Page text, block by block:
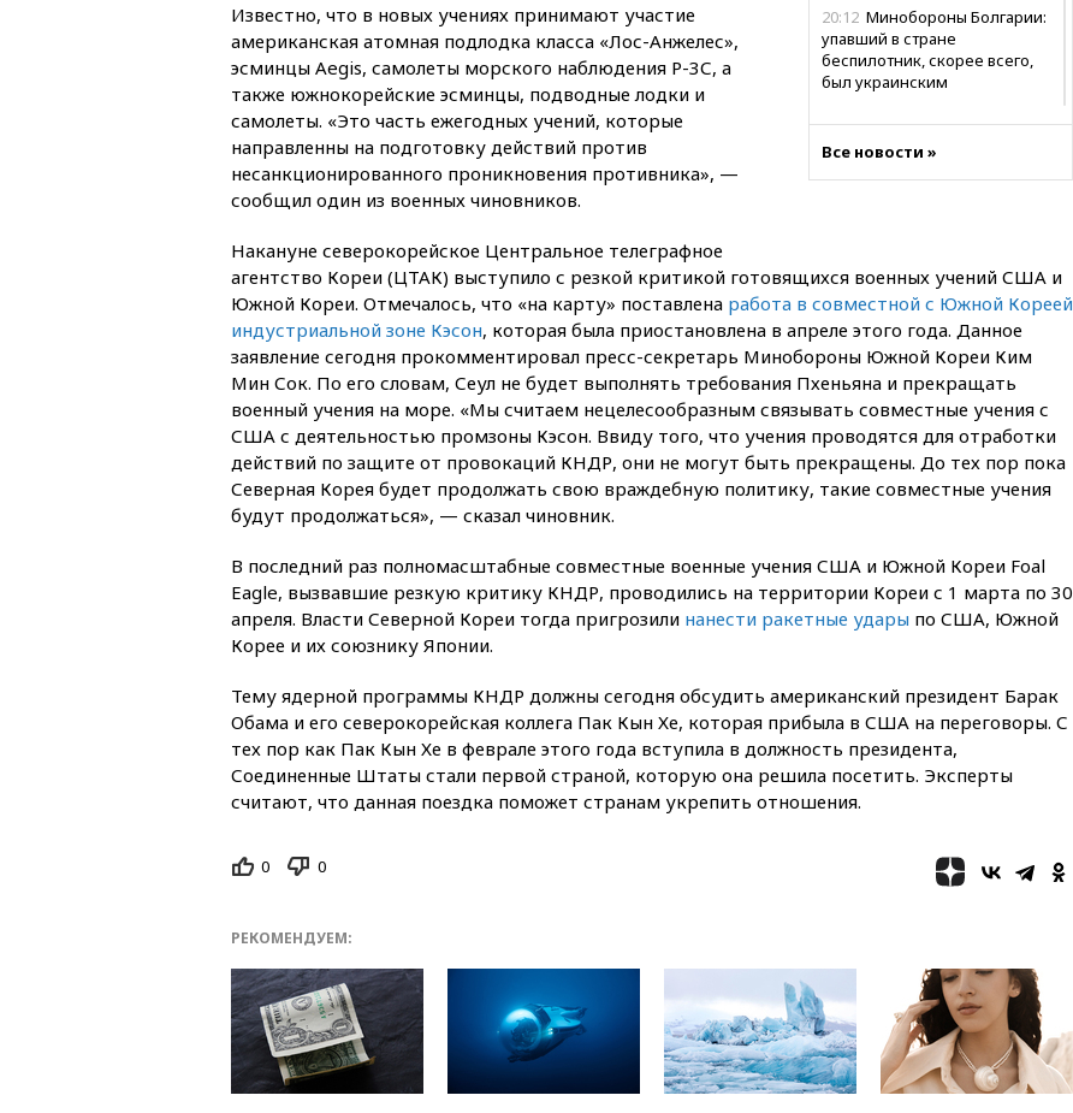
20:12 Минобороны Болгарии:
упавший в стране
беспилотник, скорее всего,
был украинским
компании ADNOC в Ормузе
18:25ТАСС: Уиткофф и
Кушнер могут вскоре посетить
Москву и Киев
17:43«Тиса» выдвинула экс-
председателя Верховного
суда на пост президента
Венгрии
16:50Politico: «Газовая
авантюра Германии ставит под
16:16 Беспилотник взорвался
вблизи газопровода в
Болгарии
мирный житель
14:54 В Аргентине умер отец
футболиста Лионеля Месси
14:43Турция ограничила
судоходство в Черном море
стал Тодд Бланш
погранконтроль для
итальянских туристов
12:27
Возгорание на Ильском
НПЗ, вызванное атакой БПЛА,
потушили
Все новости »
Известно, что в новых учениях принимают участие
американская атомная подлодка класса «Лос-Анжелес»,
эсминцы Aegis, самолеты морского наблюдения Р-3С, а
также южнокорейские эсминцы, подводные лодки и
самолеты. «Это часть ежегодных учений, которые
направленны на подготовку действий против
несанкционированного проникновения противника», —
сообщил один из военных чиновников.
Накануне северокорейское Центральное телеграфное
агентство Кореи (ЦТАК) выступило с резкой критикой готовящихся военных учений США и
Южной Кореи. Отмечалось, что «на карту» поставлена работа в совместной с Южной Кореей
индустриальной зоне Кэсон, которая была приостановлена в апреле этого года. Данное
заявление сегодня прокомментировал пресс-секретарь Минобороны Южной Кореи Ким
Мин Сок. По его словам, Сеул не будет выполнять требования Пхеньяна и прекращать
военный учения на море. «Мы считаем нецелесообразным связывать совместные учения с
США с деятельностью промзоны Кэсон. Ввиду того, что учения проводятся для отработки
действий по защите от провокаций КНДР, они не могут быть прекращены. До тех пор пока
Северная Корея будет продолжать свою враждебную политику, такие совместные учения
будут продолжаться», — сказал чиновник.
В последний раз полномасштабные совместные военные учения США и Южной Кореи Foal
Eagle, вызвавшие резкую критику КНДР, проводились на территории Кореи с 1 марта по 30
апреля. Власти Северной Кореи тогда пригрозили нанести ракетные удары по США, Южной
Корее и их союзнику Японии.
Тему ядерной программы КНДР должны сегодня обсудить американский президент Барак
Обама и его северокорейская коллега Пак Кын Хе, которая прибыла в США на переговоры. С
тех пор как Пак Кын Хе в феврале этого года вступила в должность президента,
Соединенные Штаты стали первой страной, которую она решила посетить. Эксперты
считают, что данная поездка поможет странам укрепить отношения.
0 0
РЕКОМЕНДУЕМ: